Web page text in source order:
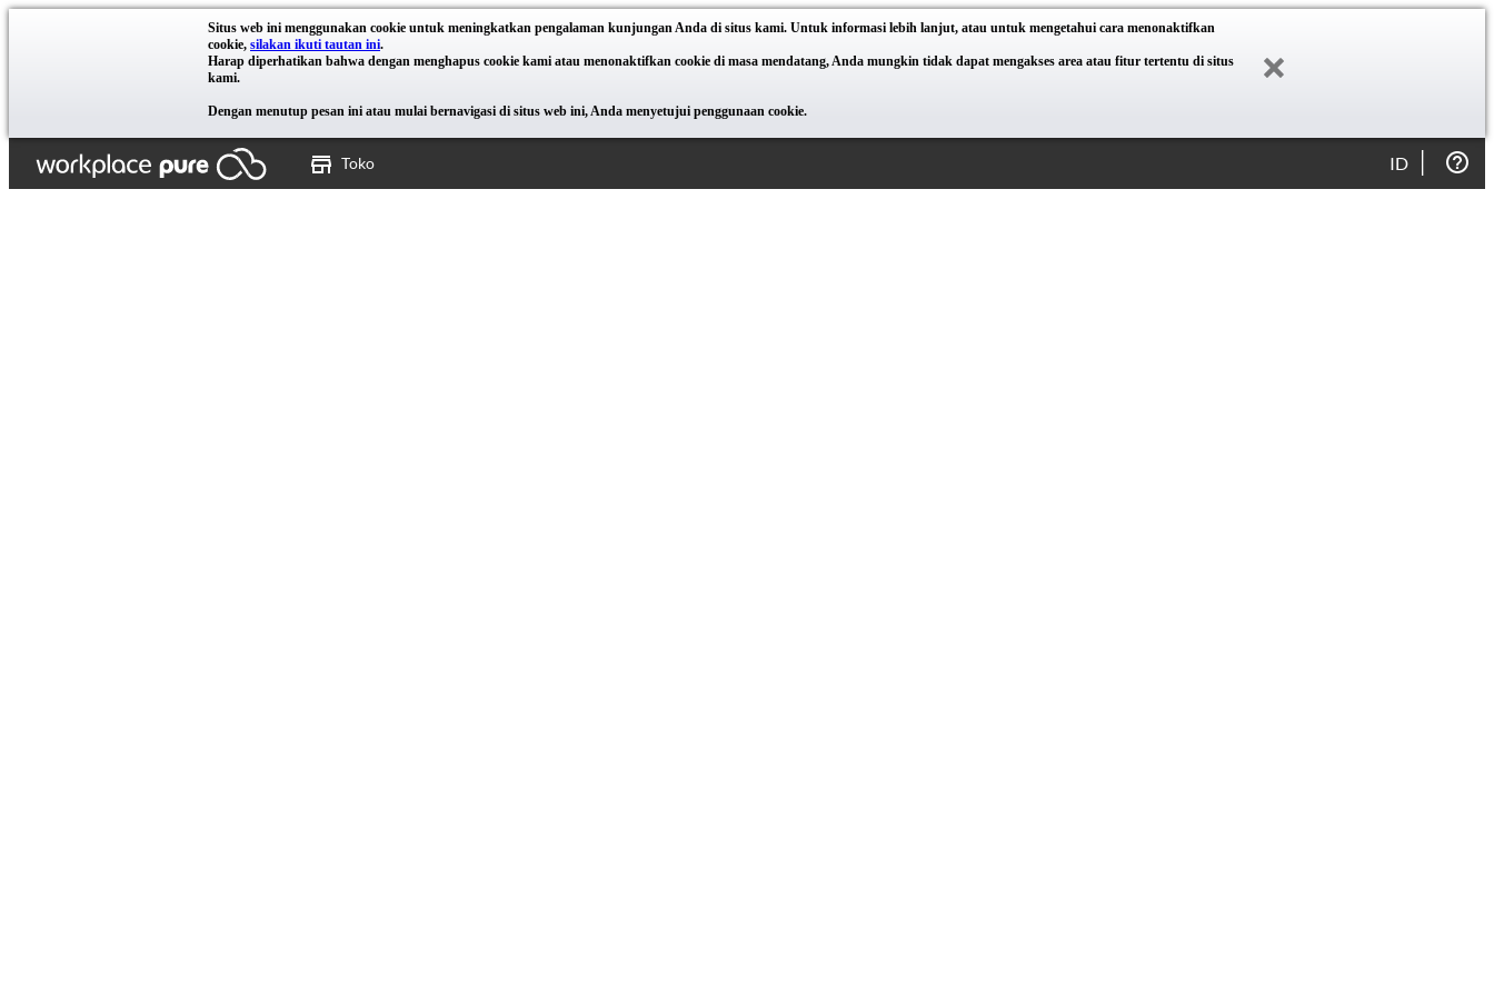
Situs web ini menggunakan cookie untuk meningkatkan pengalaman kunjungan Anda di situs kami. Untuk informasi lebih lanjut, atau untuk mengetahui cara menonaktifkan
cookie, silakan ikuti tautan ini.
Harap diperhatikan bahwa dengan menghapus cookie kami atau menonaktifkan cookie di masa mendatang, Anda mungkin tidak dapat mengakses area atau fitur tertentu di situs
kami.
Dengan menutup pesan ini atau mulai bernavigasi di situs web ini, Anda menyetujui penggunaan cookie.
Toko ID